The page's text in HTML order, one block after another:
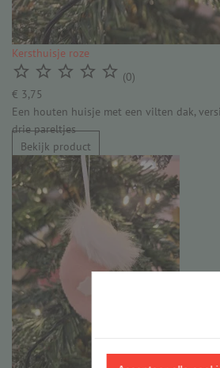
Kersthuisje roze
     (0)
€ 3,75
Een houten huisje met een vilten dak,
drie pareltjes
Bekijk product